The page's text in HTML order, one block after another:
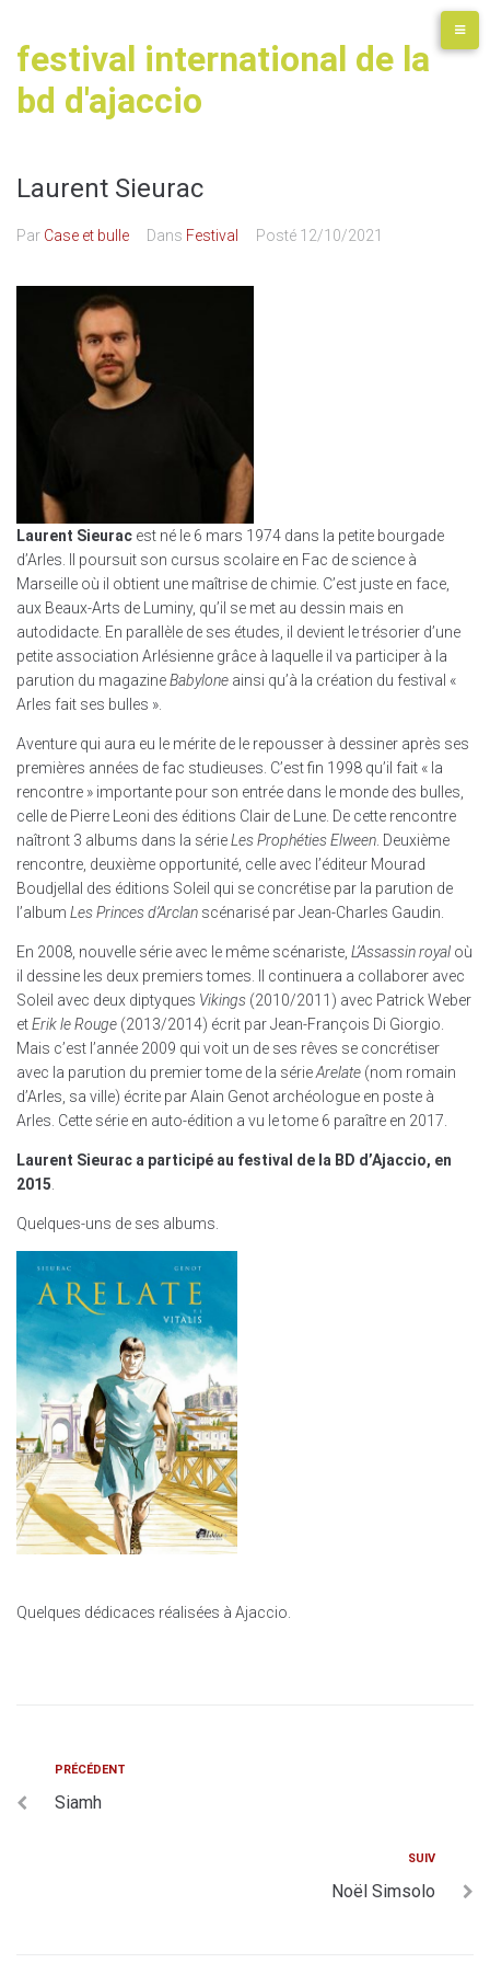
festival international de la
bd d'ajaccio
Laurent Sieurac
Par Case et bulle Dans Festival Posté 12/10/2021
Laurent Sieurac est né le 6 mars 1974 dans la petite bourgade
d’Arles. Il poursuit son cursus scolaire en Fac de science à
Marseille où il obtient une maîtrise de chimie. C’est juste en face,
aux Beaux-Arts de Luminy, qu’il se met au dessin mais en
autodidacte. En parallèle de ses études, il devient le trésorier d’une
petite association Arlésienne grâce à laquelle il va participer à la
parution du magazineBabylone ainsi qu’à la création du festival «
Arles fait ses bulles ».
Aventure qui aura eu le mérite de le repousser à dessiner après ses
premières années de fac studieuses. C’est fin 1998 qu’il fait « la
rencontre » importante pour son entrée dans le monde des bulles,
celle de Pierre Leoni des éditions Clair de Lune. De cette rencontre
naîtront 3 albums dans la sérieLes Prophéties Elween . Deuxième
rencontre, deuxième opportunité, celle avec l’éditeur Mourad
Boudjellal des éditions Soleil qui se concrétise par la parution de
l’album Les Princes d’Arclan scénarisé par Jean-Charles Gaudin.
En 2008, nouvelle série avec le même scénariste, L’Assassin royal où
il dessine les deux premiers tomes. Il continuera a collaborer avec
Soleil avec deux diptyques Vikings (2010/2011) avec Patrick Weber
etErik le Rouge (2013/2014) écrit par Jean-François Di Giorgio.
Mais c’est l’année 2009 qui voit un de ses rêves se concrétiser
avec la parution du premier tome de la sérieArelate (nom romain
d’Arles, sa ville) écrite par Alain Genot archéologue en poste à
Arles. Cette série en auto-édition a vu le tome 6 paraître en 2017.
Laurent Sieurac a participé au festival de la BD d’Ajaccio, en
2015
Quelques-uns de ses albums.
Quelques dédicaces réalisées à Ajaccio.
PRÉCÉDENT
Siamh
SUIV
Noël Simsolo